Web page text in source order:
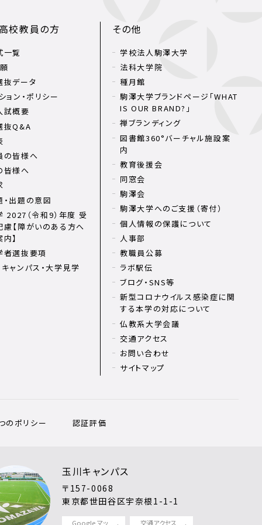
校教員の方
一覧
抜データ
ョン・ポリシー
試概要
抜Q&A
の皆様へ
皆様へ
出題の意図
2027（令和9）年度 受
【障がいのある方へ
】
者選抜要項
ャンパス・大学見学
その他
学校法人駒澤大学
法科大学院
種月館
駒澤大学ブランドページ「WHAT
IS OUR BRAND?」
禅ブランディング
図書館360°バーチャル施設案
内
教育後援会
同窓会
駒澤会
駒澤大学へのご支援（寄付）
個人情報の保護について
人事部
教職員公募
ラボ駅伝
ブログ・SNS等
新型コロナウイルス感染症に関
する本学の対応について
仏教系大学会議
交通アクセス
お問い合わせ
サイトマップ
のポリシー 認証評価
玉川キャンパス
〒157-0068
東京都世田谷区宇奈根1-1-1
Google マッ 交通アクセス